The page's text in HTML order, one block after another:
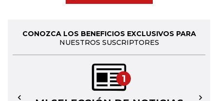
CONOZCA LOS BENEFICIOS EXCLUSIVOS PARA
NUESTROS SUSCRIPTORES
1